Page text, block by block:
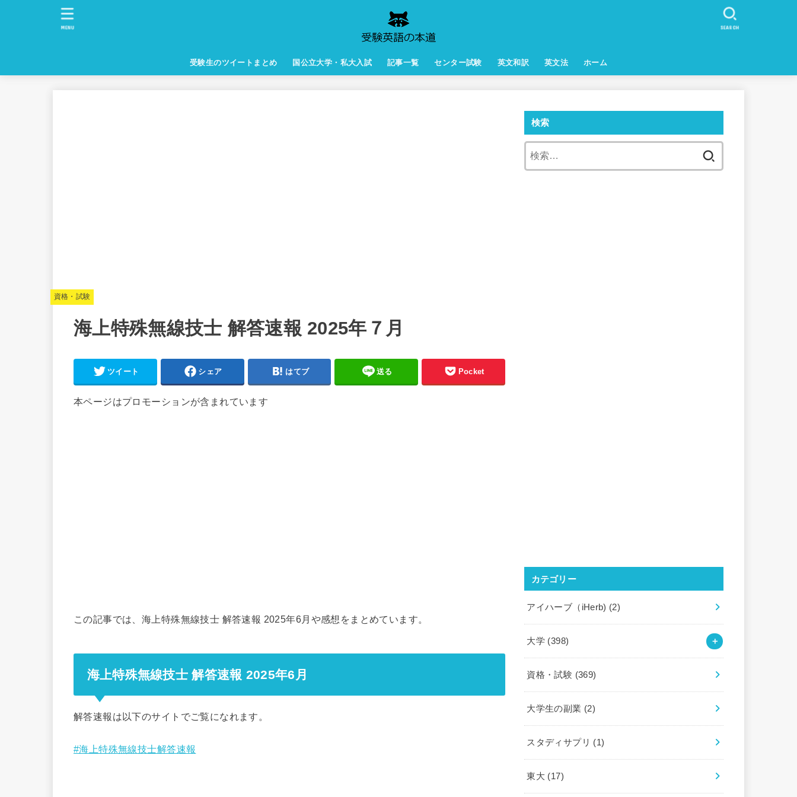
受験生のツイートまとめ 国公立大学・私大入試 記事一覧 センター試験 英文和訳 英文法 ホーム
SEARCH
MENU
資格・試験
海上特殊無線技士 解答速報 2025年７月
ツイート シェア はてブ 送る Pocket
本ページはプロモーションが含まれています
この記事では、海上特殊無線技士 解答速報 2025年6月や感想をまとめています。
海上特殊無線技士 解答速報 2025年6月
解答速報は以下のサイトでご覧になれます。
#海上特殊無線技士解答速報
検索
カテゴリー
アイハーブ（iHerb) (2)
大学 (398)
資格・試験 (369)
大学生の副業 (2)
スタディサプリ (1)
東大 (17)